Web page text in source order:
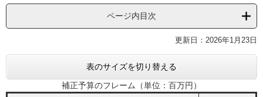
ページ内目次
更新日：2026年1月23日
表のサイズを切り替える
補正予算のフレーム（単位：百万円）